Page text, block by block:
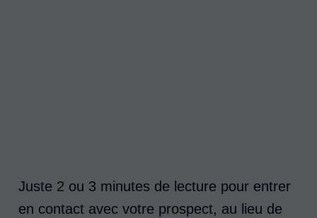
Juste 2 ou 3 minutes de lecture pour entrer
en contact avec votre prospect, au lieu de